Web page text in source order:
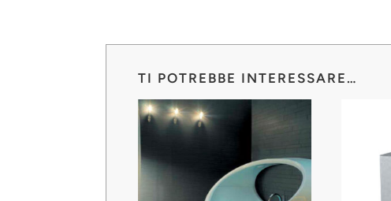
TI POTREBBE INTERESSARE…